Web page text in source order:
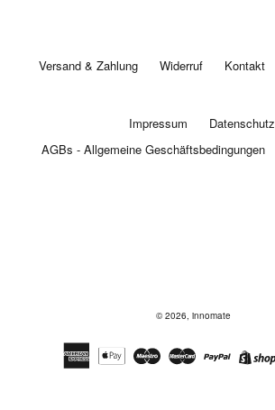
Versand & Zahlung Widerruf Kontakt
Impressum
Datenschutz
AGBs - Allgemeine Geschäftsbedingungen
© 2026, innomate